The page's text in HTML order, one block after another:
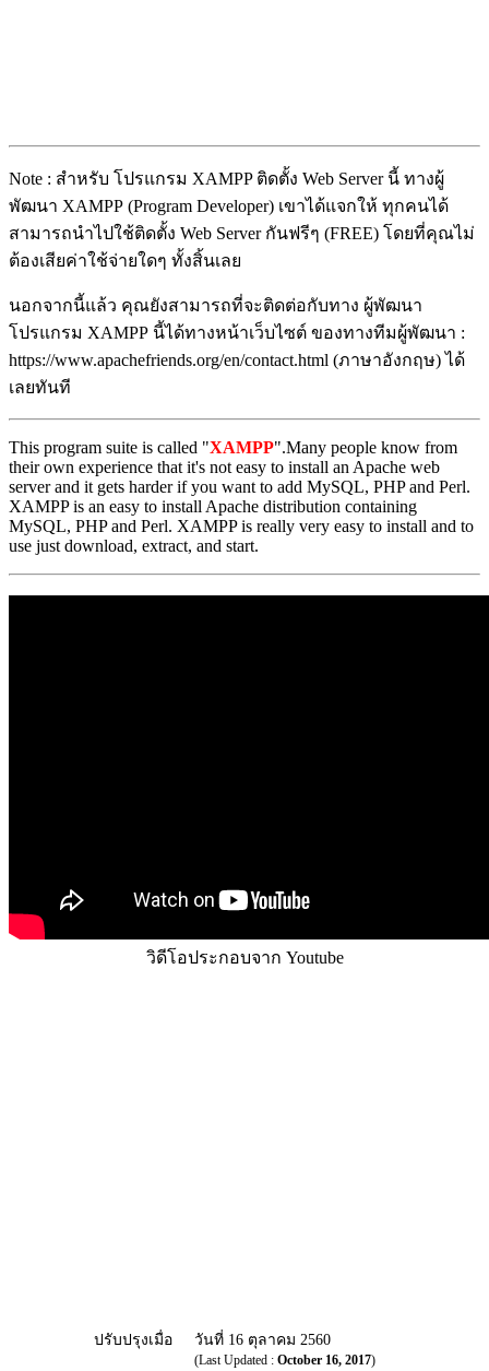
Note : สำหรับ โปรแกรม XAMPP ติดตั้ง Web Server นี้ ทางผู้
พัฒนา XAMPP (Program Developer) เขาได้แจกให้ ทุกคนได้
สามารถนำไปใช้ติดตั้ง Web Server กันฟรีๆ (FREE) โดยที่คุณไม่
ต้องเสียค่าใช้จ่ายใดๆ ทั้งสิ้นเลย
นอกจากนี้แล้ว คุณยังสามารถที่จะติดต่อกับทาง ผู้พัฒนา
โปรแกรม XAMPP นี้ได้ทางหน้าเว็บไซต์ ของทางทีมผู้พัฒนา :
https://www.apachefriends.org/en/contact.html (ภาษาอังกฤษ) ได้
เลยทันที
This program suite is called "XAMPP".Many people know from
their own experience that it's not easy to install an Apache web
server and it gets harder if you want to add MySQL, PHP and Perl.
XAMPP is an easy to install Apache distribution containing
MySQL, PHP and Perl. XAMPP is really very easy to install and to
use just download, extract, and start.
วิดีโอประกอบจาก Youtube
ปรับปรุงเมื่อ วันที่ 16 ตุลาคม 2560
(Last Updated : October 16, 2017)